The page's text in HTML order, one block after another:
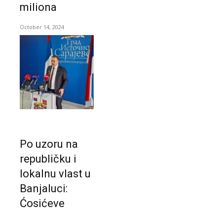
miliona
October 14, 2024
Po uzoru na
republičku i
lokalnu vlast u
Banjaluci:
Ćosićeve